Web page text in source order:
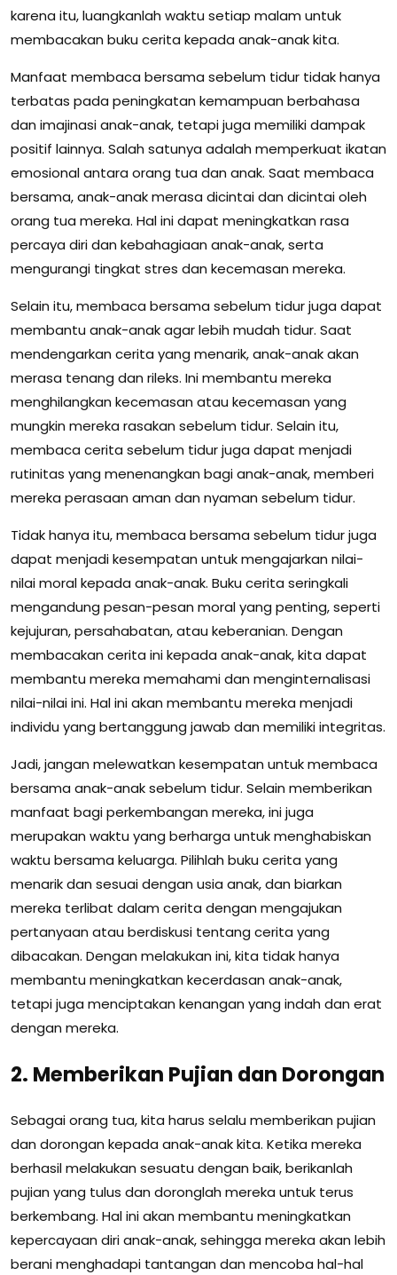
karena itu, luangkanlah waktu setiap malam untuk
membacakan buku cerita kepada anak-anak kita.
Manfaat membaca bersama sebelum tidur tidak hanya
terbatas pada peningkatan kemampuan berbahasa
dan imajinasi anak-anak, tetapi juga memiliki dampak
positif lainnya. Salah satunya adalah memperkuat ikatan
emosional antara orang tua dan anak. Saat membaca
bersama, anak-anak merasa dicintai dan dicintai oleh
orang tua mereka. Hal ini dapat meningkatkan rasa
percaya diri dan kebahagiaan anak-anak, serta
mengurangi tingkat stres dan kecemasan mereka.
Selain itu, membaca bersama sebelum tidur juga dapat
membantu anak-anak agar lebih mudah tidur. Saat
mendengarkan cerita yang menarik, anak-anak akan
merasa tenang dan rileks. Ini membantu mereka
menghilangkan kecemasan atau kecemasan yang
mungkin mereka rasakan sebelum tidur. Selain itu,
membaca cerita sebelum tidur juga dapat menjadi
rutinitas yang menenangkan bagi anak-anak, memberi
mereka perasaan aman dan nyaman sebelum tidur.
Tidak hanya itu, membaca bersama sebelum tidur juga
dapat menjadi kesempatan untuk mengajarkan nilai-
nilai moral kepada anak-anak. Buku cerita seringkali
mengandung pesan-pesan moral yang penting, seperti
kejujuran, persahabatan, atau keberanian. Dengan
membacakan cerita ini kepada anak-anak, kita dapat
membantu mereka memahami dan menginternalisasi
nilai-nilai ini. Hal ini akan membantu mereka menjadi
individu yang bertanggung jawab dan memiliki integritas.
Jadi, jangan melewatkan kesempatan untuk membaca
bersama anak-anak sebelum tidur. Selain memberikan
manfaat bagi perkembangan mereka, ini juga
merupakan waktu yang berharga untuk menghabiskan
waktu bersama keluarga. Pilihlah buku cerita yang
menarik dan sesuai dengan usia anak, dan biarkan
mereka terlibat dalam cerita dengan mengajukan
pertanyaan atau berdiskusi tentang cerita yang
dibacakan. Dengan melakukan ini, kita tidak hanya
membantu meningkatkan kecerdasan anak-anak,
tetapi juga menciptakan kenangan yang indah dan erat
dengan mereka.
2. Memberikan Pujian dan Dorongan
Sebagai orang tua, kita harus selalu memberikan pujian
dan dorongan kepada anak-anak kita. Ketika mereka
berhasil melakukan sesuatu dengan baik, berikanlah
pujian yang tulus dan doronglah mereka untuk terus
berkembang. Hal ini akan membantu meningkatkan
kepercayaan diri anak-anak, sehingga mereka akan lebih
berani menghadapi tantangan dan mencoba hal-hal